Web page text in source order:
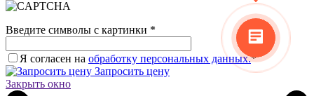
Введите символы с картинки *
Я согласен на обработку персональных данных.*
Запросить цену
Закрыть окно